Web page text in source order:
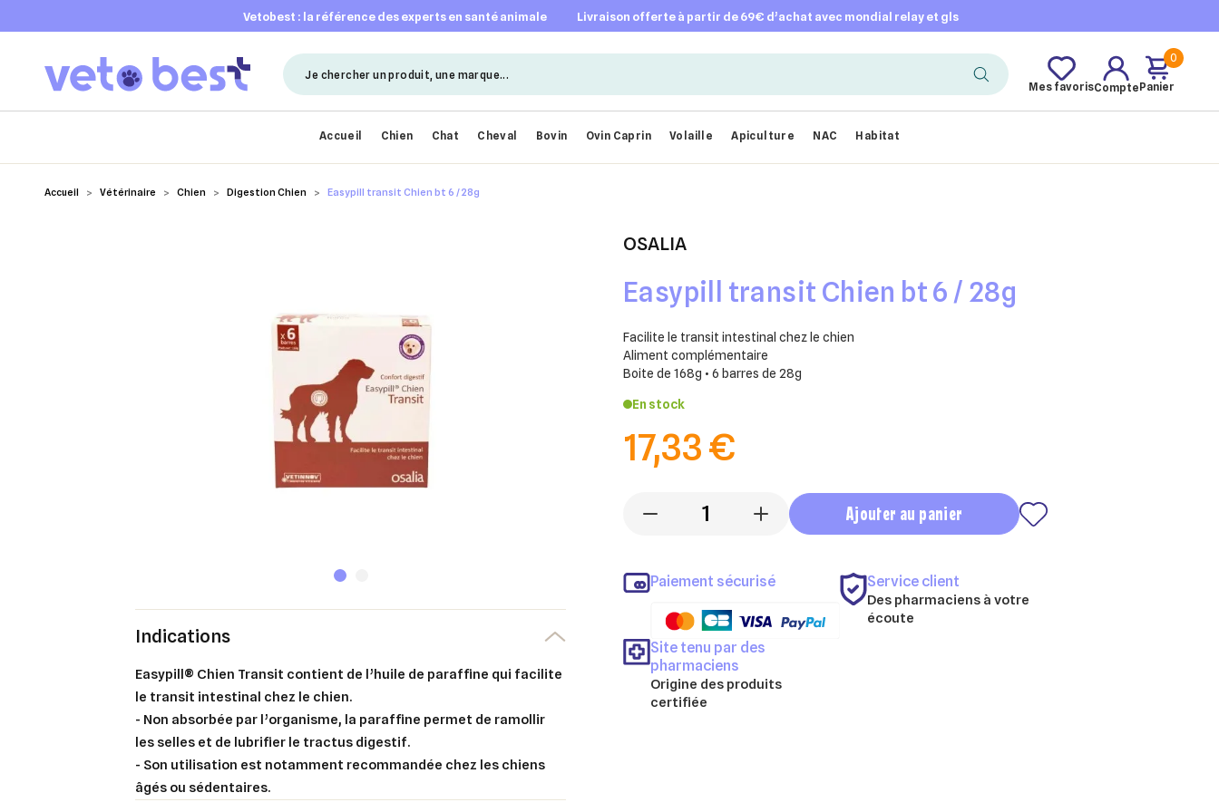
vetobest : la référence des experts en santé animale livraison offerte à partir de 69€ d’achat avec mondial relay et gls
Mes favorisCompte
0
Panier
Accueil Chien Chat Cheval Bovin Ovin Caprin Volaille Apiculture NAC Habitat
Accueil Vétérinaire Chien Digestion Chien Easypill transit Chien bt 6 / 28g
OSALIA
Easypill transit Chien bt 6 / 28g
Facilite le transit intestinal chez le chien
Aliment complémentaire
Boite de 168g • 6 barres de 28g
En stock
17,33 €
- + Ajouter au panier
Paiement sécurisé Service client
Des pharmaciens à votre
écoute
Site tenu par des
pharmaciens
Origine des produits
certifiée
Indications
Easypill® Chien Transit contient de l’huile de paraffine qui facilite
le transit intestinal chez le chien.
- Non absorbée par l’organisme, la paraffine permet de ramollir
les selles et de lubrifier le tractus digestif.
- Son utilisation est notamment recommandée chez les chiens
âgés ou sédentaires.